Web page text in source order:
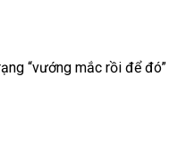
“vướng mắc rồi để đó”